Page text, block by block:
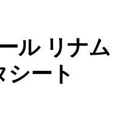
ル リナム
シート